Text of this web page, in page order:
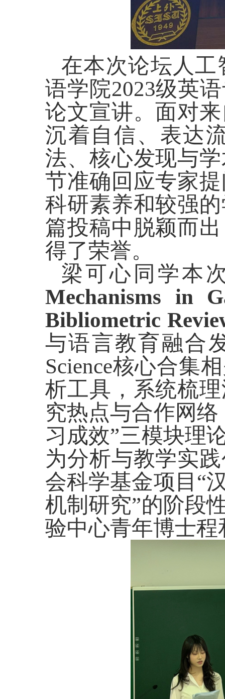
在本次论坛人
语学院2023级英
论文宣讲。面对
沉着自信、表达
法、核心发现与
节准确回应专家
科研素养和较强
篇投稿中脱颖而
得了荣誉。
梁可心同学本
Mechanisms in
Bibliometric
与语言教育融合
Science核心合集
析工具，系统梳
究热点与合作网
习成效”三模块理
为分析与教学实
会科学基金项目“
机制研究”的阶段
验中心青年博士程